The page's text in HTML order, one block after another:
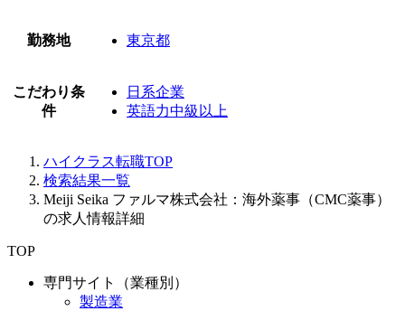
勤務地 東京都
こだわり条
件
日系企業
英語力中級以上
ハイクラス転職TOP
検索結果一覧
Meiji Seika ファルマ株式会社：海外薬事（CMC薬事）
の求人情報詳細
TOP
専門サイト（業種別）
製造業